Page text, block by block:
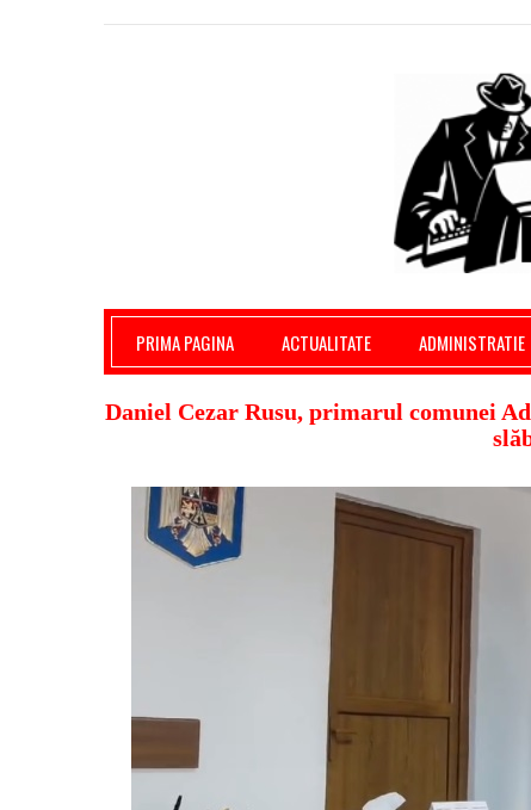
Giurgiu Pe Surse – actualitate giurgiu,
PRIMA PAGINA
ACTUALITATE ADMINISTRATIE
Daniel Cezar Rusu, primarul comunei